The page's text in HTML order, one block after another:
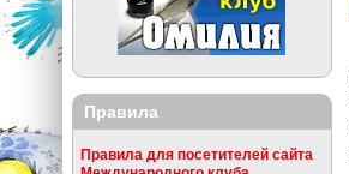
Правила
Правила для посетителей сайта